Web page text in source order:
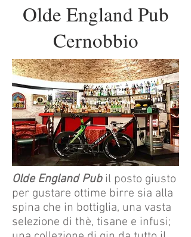
Olde England Pub
Cernobbio
Olde England Pubil posto giusto
per gustare ottime birre sia alla
spina che in bottiglia, una vasta
selezione di thè, tisane e infusi;